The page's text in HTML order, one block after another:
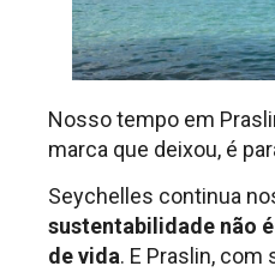
Nosso tempo em
marca que deixou, é
Seychelles continua
sustentabilidade não
de vida. E Praslin, com